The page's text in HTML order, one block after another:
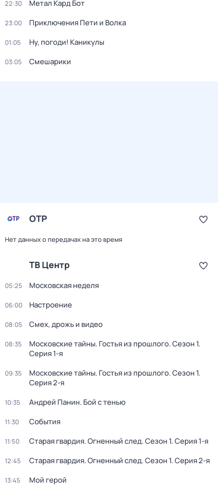
22:30 Метал Кард Бот
23:00 Приключения Пети и Волка
01:05 Ну, погоди! Каникулы
03:05 Смешарики
ОТР
Нет данных о передачах на это время
ТВ Центр
05:25 Московская неделя
06:00 Настроение
08:05 Смех, дрожь и видео
08:35 Московские тайны. Гостья из прошлого. Сезон 1.
Серия 1-я
09:35 Московские тайны. Гостья из прошлого. Сезон 1.
Серия 2-я
10:35 Андрей Панин. Бой с тенью
11:30 События
11:50 Старая гвардия. Огненный след. Сезон 1. Серия 1-я
12:45 Старая гвардия. Огненный след. Сезон 1. Серия 2-я
13:45 Мой герой